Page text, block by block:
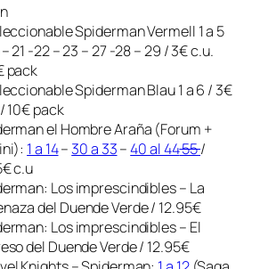
Spiderman Vermell 1 a 5
– 21 -22 – 23 – 27 -28 – 29 / 3€ c.u.
pack
Spiderman Blau 1 a 6 / 3€
10€ pack
el Hombre Araña (Forum +
1 a 14– 30 a 33–40 al 4455/
c.u
Los imprescindibles – La
del Duende Verde / 12.95€
Los imprescindibles – El
del Duende Verde / 12.95€